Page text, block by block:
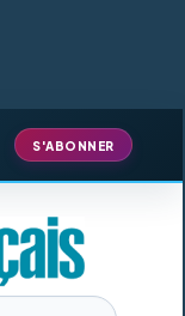
S'ABONNER